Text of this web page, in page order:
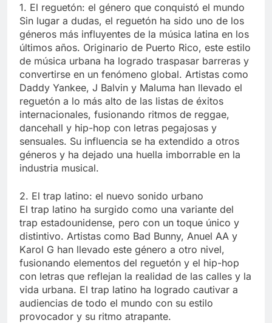
1. El reguetón: el género que conquistó el mundo
Sin lugar a dudas, el reguetón ha sido uno de los
géneros más influyentes de la música latina en los
últimos años. Originario de Puerto Rico, este estilo
de música urbana ha logrado traspasar barreras y
convertirse en un fenómeno global. Artistas como
Daddy Yankee, J Balvin y Maluma han llevado el
reguetón a lo más alto de las listas de éxitos
internacionales, fusionando ritmos de reggae,
dancehall y hip-hop con letras pegajosas y
sensuales. Su influencia se ha extendido a otros
géneros y ha dejado una huella imborrable en la
industria musical.
2. El trap latino: el nuevo sonido urbano
El trap latino ha surgido como una variante del
trap estadounidense, pero con un toque único y
distintivo. Artistas como Bad Bunny, Anuel AA y
Karol G han llevado este género a otro nivel,
fusionando elementos del reguetón y el hip-hop
con letras que reflejan la realidad de las calles y la
vida urbana. El trap latino ha logrado cautivar a
audiencias de todo el mundo con su estilo
provocador y su ritmo atrapante.